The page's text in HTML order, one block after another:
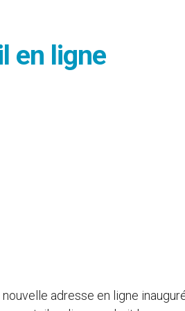
en ligne
nouvelle adresse en ligne